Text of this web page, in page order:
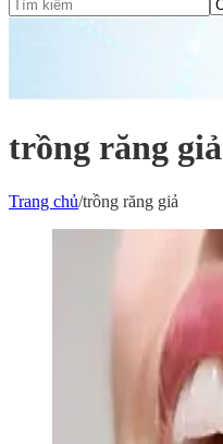
trồng răng giả
Trang chủ/trồng răng giả